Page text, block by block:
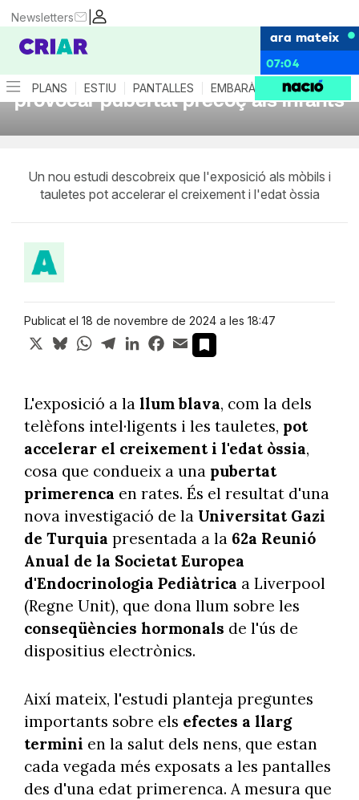
|
Newsletters
ara mateix
07:04
PLANS ESTIU PANTALLES EMBARÀS CRIANÇA
La llum blava de les pantalles pot
provocar pubertat precoç als infants
Un nou estudi descobreix que l'exposició als mòbils i
tauletes pot accelerar el creixement i l'edat òssia
Publicat el 18 de novembre de 2024 a les 18:47
X BlueskyWhatsApp
TelegramLinkedInFacebook
Email
L'exposició a lallum blava, com la dels
telèfons intel·ligents i les tauletes, pot
accelerar el creixement i l'edat òssia,
cosa que condueix a una pubertat
primerenca en rates. És el resultat d'una
nova investigació de la Universitat Gazi
de Turquia presentada a la 62a Reunió
Anual de la Societat Europea
d'Endocrinologia Pediàtrica a Liverpool
(Regne Unit), que dona llum sobre les
conseqüències hormonals de l'ús de
dispositius electrònics.
Així mateix, l'estudi planteja preguntes
importants sobre els efectes a llarg
termini en la salut dels nens, que estan
cada vegada més exposats a les pantalles
des d'una edat primerenca. A mesura que